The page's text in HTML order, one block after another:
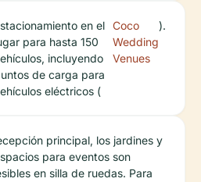
en el
para hasta 150
incluyendo
de carga para
eléctricos (
Coco
Wedding
Venues
).
principal, los jardines y
para eventos son
en silla de ruedas. Para